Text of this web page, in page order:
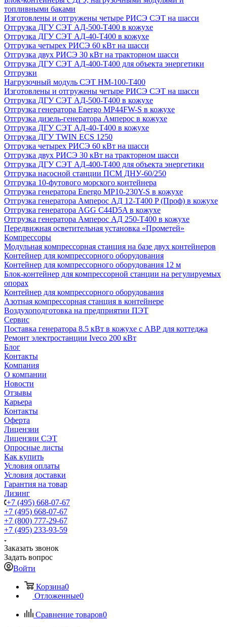
топливными баками
Изготовлены и отгружены четыре РИСЭ СЭТ на шасси
Отгрузка ДГУ СЭТ АД-500-Т400 в кожухе
Отгрузка ДГУ СЭТ АД-40-Т400 в кожухе
Отгрузка четырех РИСЭ 60 кВт на шасси
Отгрузка двух РИСЭ 30 кВт на тракторном шасси
Отгрузка ДГУ СЭТ АД-400-Т400 для объекта энергетики
Отгрузки
Нагрузочный модуль СЭТ НМ-100-Т400
Изготовлены и отгружены четыре РИСЭ СЭТ на шасси
Отгрузка ДГУ СЭТ АД-500-Т400 в кожухе
Отгрузка генератора Energo MP44FW-S в кожухе
Отгрузка дизель-генератора Амперос в кожухе
Отгрузка ДГУ СЭТ АД-40-Т400 в кожухе
Отгрузка ДГУ TWIN ECS 1250
Отгрузка четырех РИСЭ 60 кВт на шасси
Отгрузка двух РИСЭ 30 кВт на тракторном шасси
Отгрузка ДГУ СЭТ АД-400-Т400 для объекта энергетики
Отгрузка насосной станции ПСМ ДНУ-60/250
Отгрузка 10-футового морского контейнера
Отгрузка генератора Energo MP10-230Y-S в кожухе
Отгрузка генератора Амперос АД 12-Т400 P (Проф) в кожухе
Отгрузка генератора AGG C44D5A в кожухе
Отгрузка генератора Амперос АД 250-Т400 в кожухе
Передвижная осветительная установка «Прометей»
Компрессоры
Модульная компрессорная станция на базе двух контейнеров
Контейнер для компрессорного оборудования
Контейнер для компрессорного оборудования 12 м
Блок-контейнер для компрессорной станции на регулируемых
опорах
Контейнер для компрессорного оборудования
Азотная компрессорная станция в контейнере
Воздухоподготовка на предприятии ПЭТ
Сервис
Поставка генератора 8.5 кВт в кожухе с АВР для коттеджа
Ремонт электростанции Iveco 200 кВт
Блог
Контакты
Компания
О компании
Новости
Отзывы
Карьера
Контакты
Оферта
Лицензии
Лицензии СЭТ
Опросные листы
Как купить
Условия оплаты
Условия доставки
Гарантия на товар
Лизинг
+7 (495) 668-07-67
+7 (495) 668-07-67
+7 (800) 777-29-67
+7 (495) 233-93-59
Заказать звонок
Задать вопрос
Войти
Корзина0
Отложенные0
Сравнение товаров0